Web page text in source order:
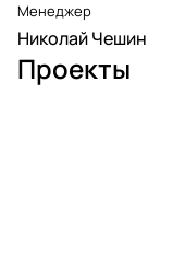
Менеджер
Николай Чешин
Проекты